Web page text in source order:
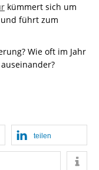
kümmert sich um
führt zum
Wie oft im Jahr
teilen